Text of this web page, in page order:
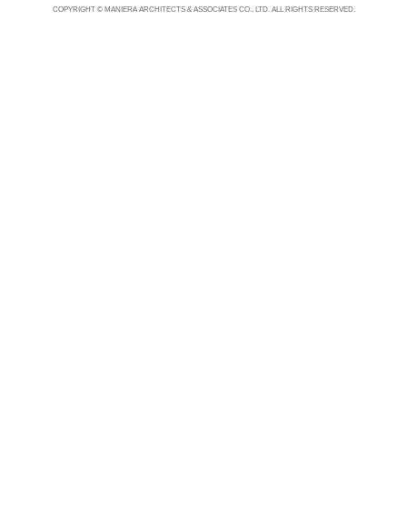
COPYRIGHT © MANIERA ARCHITECTS & ASSOCIATES CO., LTD. ALL RIGHTS RESERVED.